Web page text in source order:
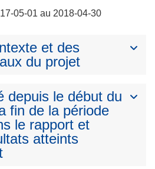
05-01 au 2018-04-30
et des
du projet
depuis le début du
fin de la période
le rapport et
atteints